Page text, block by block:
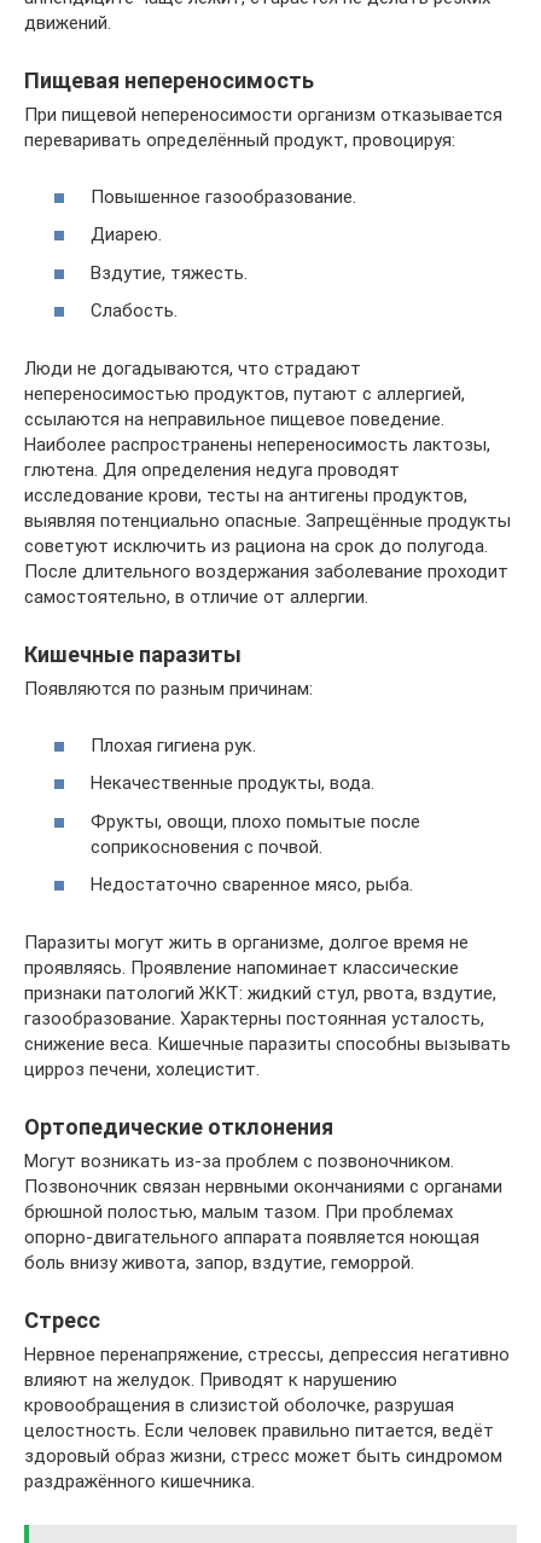
движений.
Пищевая непереносимость
При пищевой непереносимости организм отказывается
переваривать определённый продукт, провоцируя:
Повышенное газообразование.
Диарею.
Вздутие, тяжесть.
Слабость.
Люди не догадываются, что страдают
непереносимостью продуктов, путают с аллергией,
ссылаются на неправильное пищевое поведение.
Наиболее распространены непереносимость лактозы,
глютена. Для определения недуга проводят
исследование крови, тесты на антигены продуктов,
выявляя потенциально опасные. Запрещённые продукты
советуют исключить из рациона на срок до полугода.
После длительного воздержания заболевание проходит
самостоятельно, в отличие от аллергии.
Кишечные паразиты
Появляются по разным причинам:
Плохая гигиена рук.
Некачественные продукты, вода.
Фрукты, овощи, плохо помытые после
соприкосновения с почвой.
Недостаточно сваренное мясо, рыба.
Паразиты могут жить в организме, долгое время не
проявляясь. Проявление напоминает классические
признаки патологий ЖКТ: жидкий стул, рвота, вздутие,
газообразование. Характерны постоянная усталость,
снижение веса. Кишечные паразиты способны вызывать
цирроз печени, холецистит.
Ортопедические отклонения
Могут возникать из-за проблем с позвоночником.
Позвоночник связан нервными окончаниями с органами
брюшной полостью, малым тазом. При проблемах
опорно-двигательного аппарата появляется ноющая
боль внизу живота, запор, вздутие, геморрой.
Стресс
Нервное перенапряжение, стрессы, депрессия негативно
влияют на желудок. Приводят к нарушению
кровообращения в слизистой оболочке, разрушая
целостность. Если человек правильно питается, ведёт
здоровый образ жизни, стресс может быть синдромом
раздражённого кишечника.